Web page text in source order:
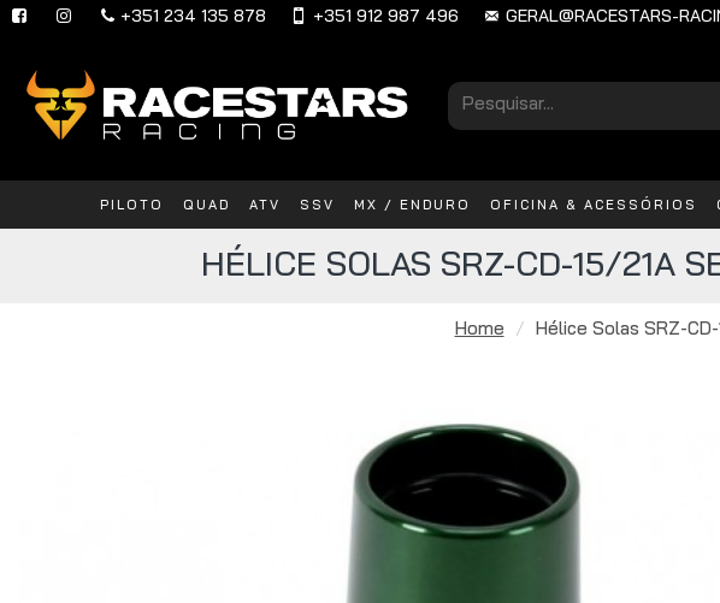
+351 234 135 878 +351 912 987 496 GERAL@RACESTARS-
PILOTO QUAD ATV SSV MX / ENDURO OFICINA & ACESSÓRIOS
Home Hélice Solas SRZ-
HÉLICE SOLAS SRZ-CD-15/21A